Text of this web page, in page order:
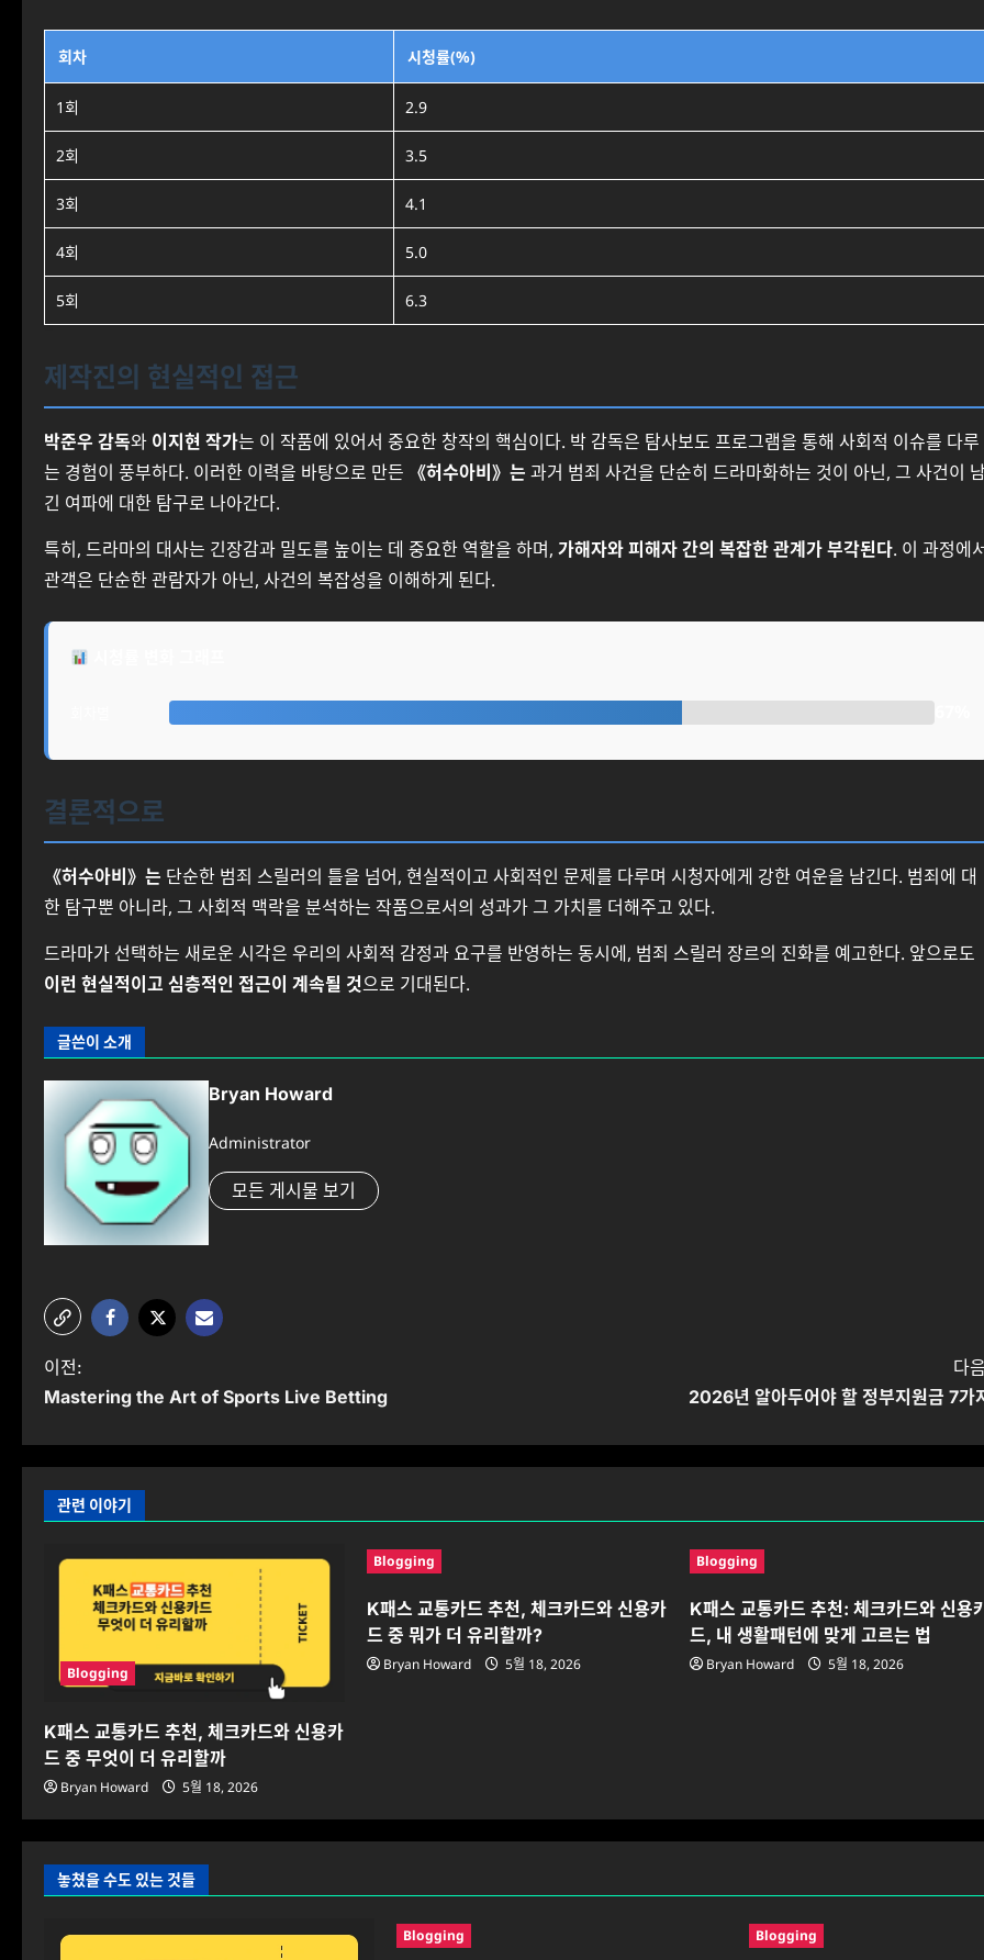
회차 시청률(%)
1회 2.9
2회 3.5
3회 4.1
4회 5.0
5회 6.3
제작진의 현실적인 접근
박준우 감독와 이지현 작가는 이 작품에 있어서 중요한 창작의 핵심이다. 박 감독은 탐사보도 프로그램을 통해 사회적 이슈를 다루
는 경험이 풍부하다. 이러한 이력을 바탕으로 만든 《허수아비》는 과거 범죄 사건을 단순히 드라마화하는 것이 아닌, 그 사건이
긴 여파에 대한 탐구로 나아간다.
특히, 드라마의 대사는 긴장감과 밀도를 높이는 데 중요한 역할을 하며, 가해자와 피해자 간의 복잡한 관계가 부각된다. 이 과정에
관객은 단순한 관람자가 아닌, 사건의 복잡성을 이해하게 된다.
결론적으로
《허수아비》는 단순한 범죄 스릴러의 틀을 넘어, 현실적이고 사회적인 문제를 다루며 시청자에게 강한 여운을 남긴다. 범죄에 대
한 탐구뿐 아니라, 그 사회적 맥락을 분석하는 작품으로서의 성과가 그 가치를 더해주고 있다.
드라마가 선택하는 새로운 시각은 우리의 사회적 감정과 요구를 반영하는 동시에, 범죄 스릴러 장르의 진화를 예고한다. 앞으로도
이런 현실적이고 심층적인 접근이 계속될 것으로 기대된다.
글쓴이 소개
Bryan Howard
Administrator
모든 게시물 보기
글
탐
색
이전:
Mastering the Art of Sports Live Betting
다
2026년 알아두어야 할 정부지원금 7가
관련 이야기
Blogging
K패스 교통카드 추천, 체크카드와 신용카
드 중 무엇이 더 유리할까
Bryan Howard 5월 18, 2026
Blogging
K패스 교통카드 추천, 체크카드와 신용카
드 중 뭐가 더 유리할까?
Bryan Howard 5월 18, 2026
Blogging
K패스 교통카드 추천: 체크카드와 신용
드, 내 생활패턴에 맞게 고르는 법
Bryan Howard 5월 18, 2026
놓쳤을 수도 있는 것들
Blogging Blogging